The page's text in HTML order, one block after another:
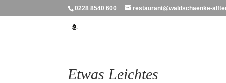
0228 8540 600 restaurant@waldschaenke-
Etwas Leichtes